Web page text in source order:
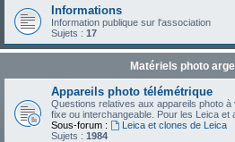
Informations
Information publique sur l'association
Sujets : 17
Matériels photo
Appareils photo télémétrique
Questions relatives aux appareils photo
fixe ou interchangeable. Pour les Leica et
Sous-forum :
Leica et clones de Leica
Sujets : 1984